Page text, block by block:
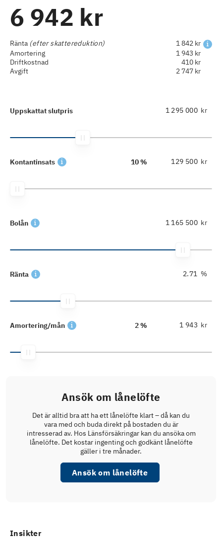
6 942 kr
Ränta (efter skattereduktion)
1 842 kr
Amortering
1 943 kr
Driftkostnad
410 kr
Avgift
2 747 kr
Uppskattat slutpris kr
Kontantinsats 10 % kr
Bolån kr
Ränta %
Amortering/mån 2 % kr
Ansök om lånelöfte
Det är alltid bra att ha ett lånelöfte klart – då kan du
vara med och buda direkt på bostaden du är
intresserad av. Hos Länsförsäkringar kan du ansöka om
lånelöfte. Det kostar ingenting och godkänt lånelöfte
gäller i tre månader.
Ansök om lånelöfte
Insikter